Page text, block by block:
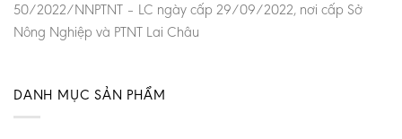
50/2022/NNPTNT – LC ngày cấp 29/09/2022, nơi cấp Sở
Nông Nghiệp và PTNT Lai Châu
DANH MỤC SẢN PHẨM